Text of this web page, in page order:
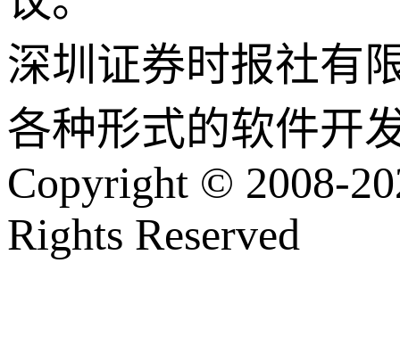
深圳证券时报社有
各种形式的软件开
Copyright © 2008-
Rights Reserved